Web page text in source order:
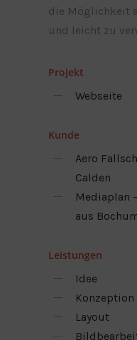
die Möglichkeit
und leicht zu
Projekt
Webseite
Kunde
Aero
Calden
Mediaplan
aus
Leistungen
Idee
Konzeption
Layout